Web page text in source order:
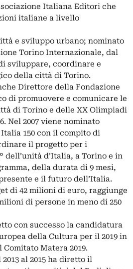
Italiana Editori che
italiane a livello
e sviluppo urbano; nominato
Torino Internazionale, dal
sviluppare, coordinare e
della città di Torino.
Direttore della Fondazione
di promuovere e comunicare le
di Torino e delle XX Olimpiadi
Nel 2007 viene nominato
150 con il compito di
il progetto per i
dell’unità d’Italia, a Torino e in
della durata di 9 mesi,
e il futuro dell’Italia.
di 42 milioni di euro, raggiunge
di persone in meno di 250
con successo la candidatura
della Cultura per il 2019 in
Matera 2019.
al 2015 ha diretto il